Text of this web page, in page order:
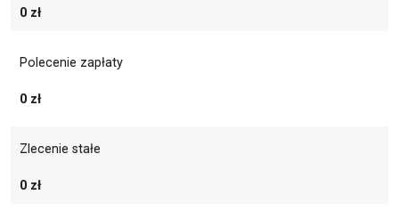
0 zł
Polecenie zapłaty
0 zł
Zlecenie stałe
0 zł